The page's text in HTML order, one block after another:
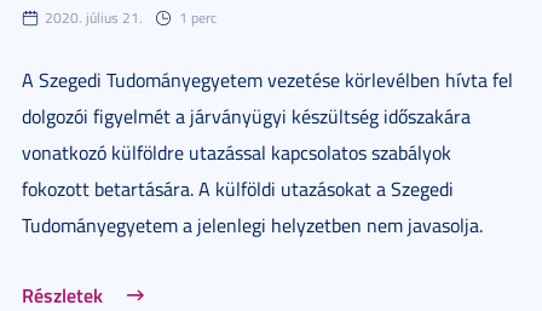
2020. július 21. 1 perc
A Szegedi Tudományegyetem vezetése körlevélben hívta fel
dolgozói figyelmét a járványügyi készültség időszakára
vonatkozó külföldre utazással kapcsolatos szabályok
fokozott betartására. A külföldi utazásokat a Szegedi
Tudományegyetem a jelenlegi helyzetben nem javasolja.
Részletek